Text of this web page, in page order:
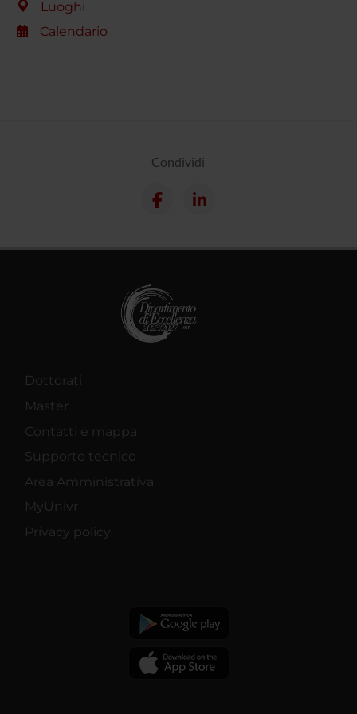
Luoghi
Calendario
Condividi
Dottorati
Master
Contatti e mappa
Supporto tecnico
Area Amministrativa
MyUnivr
Privacy policy